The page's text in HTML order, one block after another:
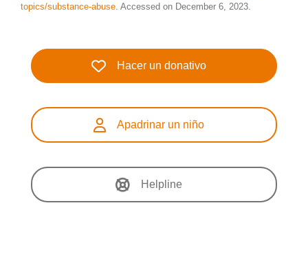
topics/substance-abuse. Accessed on December 6, 2023.
Hacer un donativo
Apadrinar un niño
Helpline